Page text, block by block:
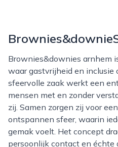
Brownies&downies arnhem is een bijzondere lunchzaak
waar gastvrijheid en inclusie
sfeervolle zaak werkt een
mensen met en zonder
zij. Samen zorgen zij voor
ontspannen sfeer, waarin
gemak voelt. Het concept
persoonlijk contact en échte